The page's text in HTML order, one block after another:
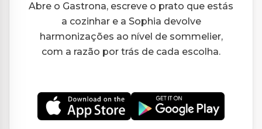
Abre o Gastrona, escreve o prato que estás
a cozinhar e a Sophia devolve
harmonizações ao nível de sommelier,
com a razão por trás de cada escolha.